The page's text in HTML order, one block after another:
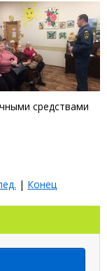
средствами
| Конец